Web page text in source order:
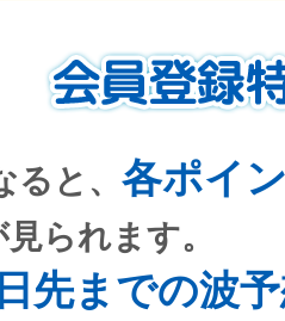
と、 各ポイ
見られます。
先までの波